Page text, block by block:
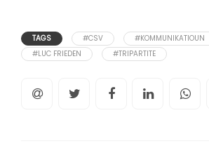
TAGS #CSV
#KOMMUNIKATIOUN
#LUC FRIEDEN
#TRIPARTITE